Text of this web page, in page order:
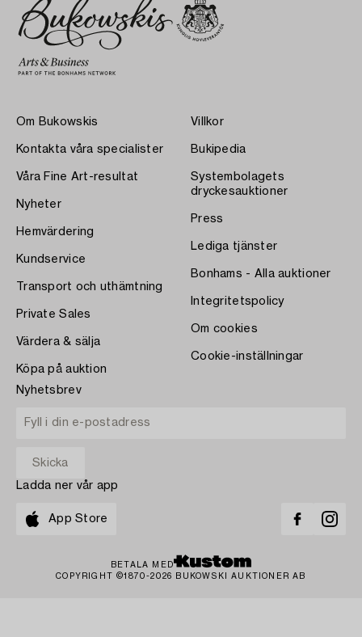
Om Bukowskis
Kontakta våra specialister
Våra Fine Art-resultat
Nyheter
Hemvärdering
Kundservice
Transport och uthämtning
Private Sales
Värdera & sälja
Köpa på auktion
Villkor
Bukipedia
Systembolagets
dryckesauktioner
Press
Lediga tjänster
Bonhams - Alla auktioner
Integritetspolicy
Om cookies
Cookie-inställningar
Nyhetsbrev
Ladda ner vår app
App Store
BETALA MED
COPYRIGHT ©1870-2026 BUKOWSKI AUKTIONER AB